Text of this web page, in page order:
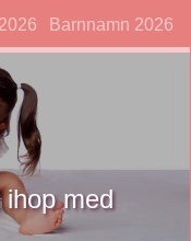
Barnnamn 2026
med